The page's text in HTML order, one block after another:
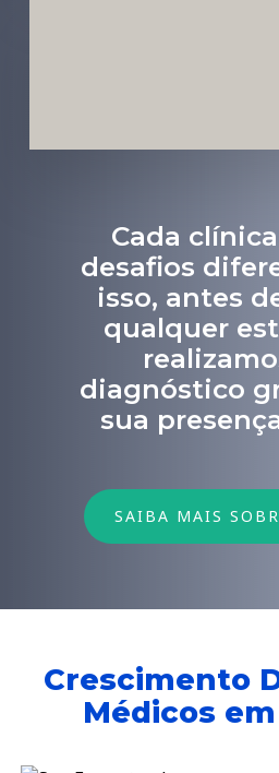
Cada
desafios
isso, antes
qualquer
diagnóstico
sua
SAIBA MAIS
Crescimento
Médicos